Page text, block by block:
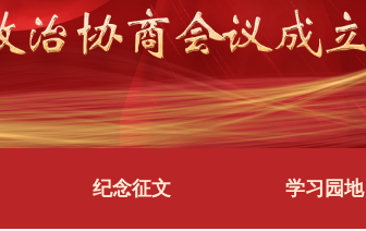
纪念征文 学习园地